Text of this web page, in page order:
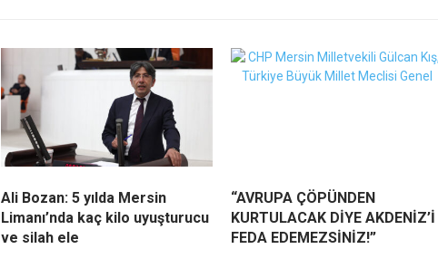
Ali Bozan: 5 yılda Mersin
Limanı’nda kaç kilo uyuşturucu
ve silah ele
“AVRUPA ÇÖPÜNDEN
KURTULACAK DİYE AKDENİZ’İ
FEDA EDEMEZSİNİZ!”